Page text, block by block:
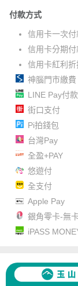
付款方式
信用卡一次付
信用卡分期付
信用卡紅利折
神腦門市繳費
LINE Pay付款
街口支付
Pi拍錢包
台灣Pay
全盈+PAY
悠遊付
全支付
Apple Pay
銀角零卡-無
iPASS